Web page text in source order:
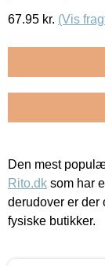
67.95 kr. (Vis
Den mest
Rito.dk som har
derudover er der
fysiske butikker.